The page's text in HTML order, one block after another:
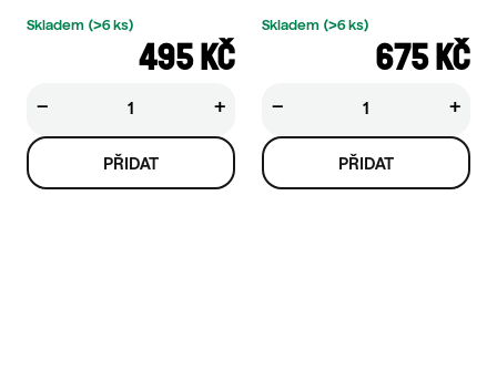
495 KČ
Skladem (>6 ks)
+
−
675 KČ
Skladem (>6 ks)
+
−